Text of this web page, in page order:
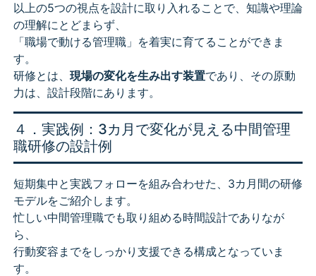
以上の5つの視点を設計に取り入れることで、知識や理論
の理解にとどまらず、
「職場で動ける管理職」を着実に育てることができま
す。
研修とは、 現場の変化を生み出す装置であり、その原動
力は、設計段階にあります。
４．実践例：3カ月で変化が見える中間管理
職研修の設計例
短期集中と実践フォローを組み合わせた、3カ月間の研修
モデルをご紹介します。
忙しい中間管理職でも取り組める時間設計でありなが
ら、
行動変容までをしっかり支援できる構成となっていま
す。